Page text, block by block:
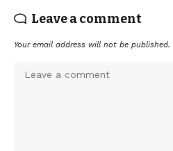
Leave a comment
Your email address will not be published.